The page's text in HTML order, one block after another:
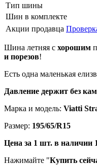
Тип шины
Шин в комплекте
Акции продавца
Шина летняя с хорошим
и порезов!
Есть одна маленькая
Давление держит без
Марка и модель: Viatti
Размер: 195/65/R15
Цена за 1 шт. в наличии
Нажимайте "Купить